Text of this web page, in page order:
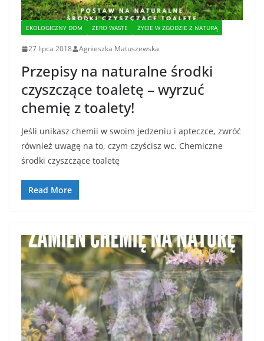
EKOLOGICZNY DOM ZERO WASTE ŻYCIE W ZGODZIE Z NATURĄ
27 lipca 2018 Agnieszka Matuszewska
Przepisy na naturalne środki
czyszczące toaletę – wyrzuć
chemię z toalety!
Jeśli unikasz chemii w swoim jedzeniu i apteczce, zwróć
również uwagę na to, czym czyścisz wc. Chemiczne
środki czyszczące toaletę
Read More